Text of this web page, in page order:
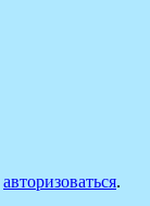
авторизоваться.